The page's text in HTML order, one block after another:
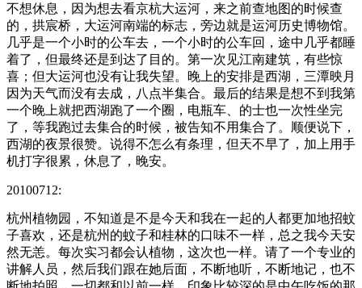
不想休息，因为想去看京杭大运河，来之前查地图的时候查
的，拱宸桥，大运河南端的标志，旁边就是运河历史博物馆。
几乎是一个小时的公车去，一个小时的公车回，途中几乎都睡
着了，但最终还是到达了目的。第一次见江南建筑，有些惊
喜；但大运河也没有让我失望。晚上的安排是西湖，三潭映月
因为天气而没有去成，八点半集合。最后的结果是想不到我第
一个晚上就把西湖跑了一个圈，电瓶车、的士也一次性坐完
了，等我跑过去集合的时候，被告知不用集合了。顺便说下，
西湖的夜景很赞。说得不怎么有条理，但天不早了，加上用手
机打字很累，休息了，晚安。
20100712:
杭州植物园，不知道是不是今天和我在一起的人都更加地招蚊
子喜欢，还是杭州的蚊子和桂林的口味不一样，总之我今天安
然无恙。每次实习都会认植物，这次也一样。请了一个专业的
讲解人员，然后我们跟在她后面，不断地听，不断地记，也不